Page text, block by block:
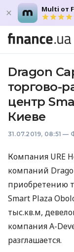
Multi от
Dragon
торгово-
центр
Киеве
31.07.2019, 08:51 —
Компания URE
компаний
приобретению
Smart Plaza
тыс.кв.м,
компания A-
разглашается.